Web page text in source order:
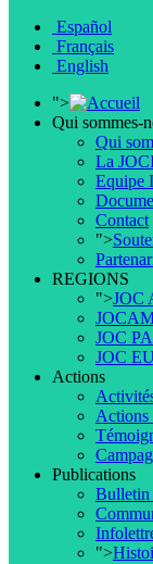
Español
Français
English
">
Qui sommes-
Qui
La
Equipe
Contact
">
REGIONS
">JOC
JOC
JOC
Actions
Actions
Publications
Bulletin
">